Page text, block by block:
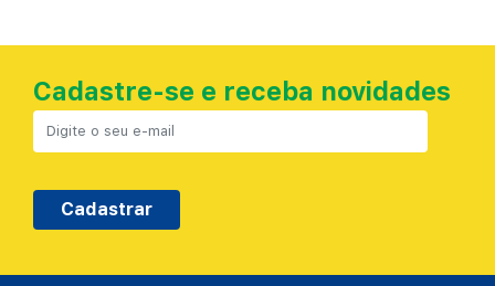
Cadastre-se e receba novidades
Cadastrar